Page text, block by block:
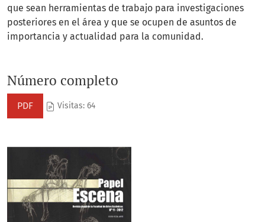
que sean herramientas de trabajo para investigaciones
posteriores en el área y que se ocupen de asuntos de
importancia y actualidad para la comunidad.
Número completo
PDF Visitas: 64